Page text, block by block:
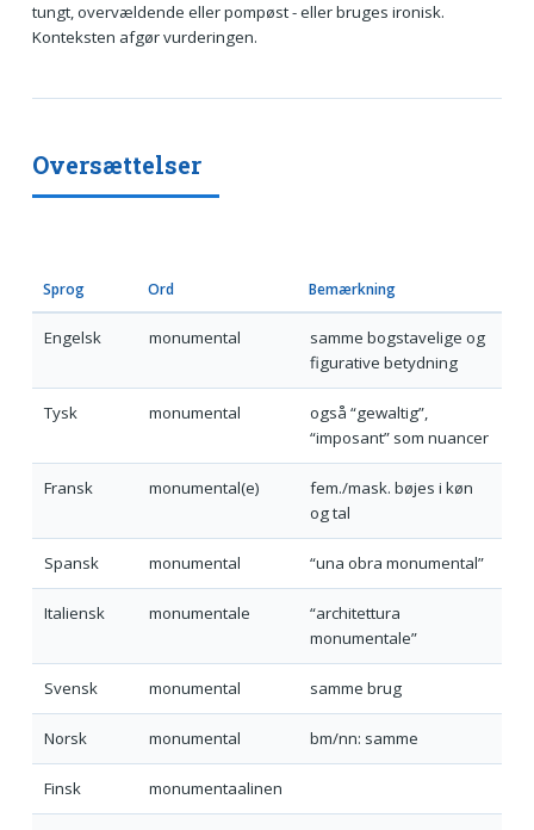
tungt, overvældende eller pompøst - eller bruges ironisk.
Konteksten afgør vurderingen.
Oversættelser
Sprog Ord Bemærkning
Engelsk monumental
samme bogstavelige og
figurative betydning
Tysk monumental
også “gewaltig”,
“imposant” som nuancer
Fransk monumental(e)
fem./mask. bøjes i køn
og tal
Spansk monumental “una obra monumental”
Italiensk monumentale
“architettura
monumentale”
Svensk monumental samme brug
Norsk monumental bm/nn: samme
Finsk monumentaalinen